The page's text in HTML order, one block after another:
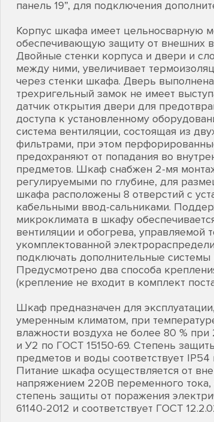
панель 19”, для подключения
Корпус шкафа имеет цельносварную
обеспечивающую защиту от внешних
Двойные стенки корпуса и двери и
между ними, увеличивает
через стенки шкафа. Дверь
трехригельный замок не имеет
датчик открытия двери для
доступа к установленному
система вентиляции, состоящая из
фильтрами, при этом
предохраняют от попадания во
предметов. Шкаф снабжен 2-мя
регулируемыми по глубине, для
шкафа расположены 8 отверстий с
кабельными ввод-сальниками.
микроклимата в шкафу
вентиляции и обогрева, управляемой
укомплектованной
подключать дополнительные системы
Предусмотрено два способа
(крепление не входит в комплект
Шкаф предназначен для
умеренным климатом, при
влажности воздуха не более 80 %
и У2 по ГОСТ 15150-69. Степень
предметов и воды соответствует
Питание шкафа осуществляется от
напряжением 220В переменного
степень защиты от поражения
61140-2012 и соответствует ГОСТ